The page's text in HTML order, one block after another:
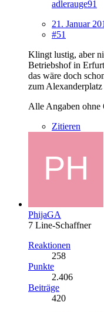
adlerauge91
21. Januar
#51
Klingt lustig, aber
Betriebshof in
das wäre doch
zum
Alle Angaben ohne
Zitieren
PhijaGA
7 Line-Schaffner
Reaktionen
258
Punkte
2.406
Beiträge
420